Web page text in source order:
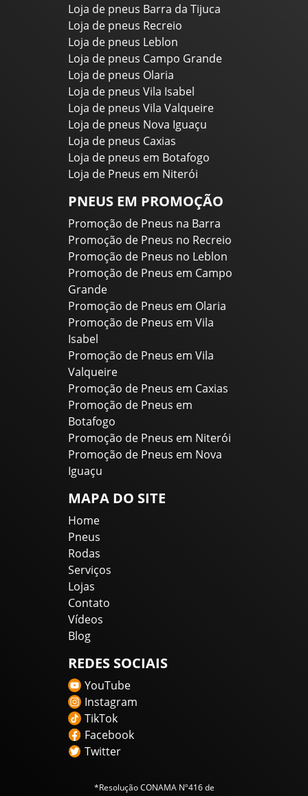
Loja de pneus Barra da Tijuca
Loja de pneus Recreio
Loja de pneus Leblon
Loja de pneus Campo Grande
Loja de pneus Olaria
Loja de pneus Vila Isabel
Loja de pneus Vila Valqueire
Loja de pneus Nova Iguaçu
Loja de pneus Caxias
Loja de pneus em Botafogo
Loja de Pneus em Niterói
PNEUS EM PROMOÇÃO
Promoção de Pneus na Barra
Promoção de Pneus no Recreio
Promoção de Pneus no Leblon
Promoção de Pneus em Campo
Grande
Promoção de Pneus em Olaria
Promoção de Pneus em Vila
Isabel
Promoção de Pneus em Vila
Valqueire
Promoção de Pneus em Caxias
Promoção de Pneus em
Botafogo
Promoção de Pneus em Niterói
Promoção de Pneus em Nova
Iguaçu
MAPA DO SITE
Home
Pneus
Rodas
Serviços
Lojas
Contato
Vídeos
Blog
REDES SOCIAIS
YouTube
Instagram
TikTok
Facebook
Twitter
*Resolução CONAMA Nº416 de